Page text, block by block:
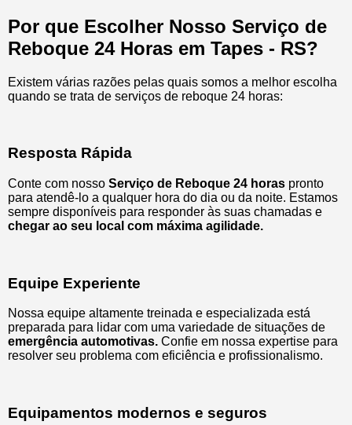
Por que Escolher Nosso Serviço de
Reboque 24 Horas em Tapes - RS?
Existem várias razões pelas quais somos a melhor escolha
quando se trata de serviços de reboque 24 horas:
Resposta Rápida
Conte com nosso Serviço de Reboque 24 horas pronto
para atendê-lo a qualquer hora do dia ou da noite. Estamos
sempre disponíveis para responder às suas chamadas e
chegar ao seu local com máxima agilidade.
Equipe Experiente
Nossa equipe altamente treinada e especializada está
preparada para lidar com uma variedade de situações de
emergência automotivas. Confie em nossa expertise para
resolver seu problema com eficiência e profissionalismo.
Equipamentos modernos e seguros